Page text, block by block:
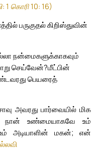
1 கொரி 10: 16)
பருகுதல் கிறிஸ்துவின்
நன்மைகளுக்காகவும்
செய்வேன்?மீட்பின்
பெயரைத்
அவரது பார்வையில் மிக
உண்மையாகவே உம்
அடியாளின் மகன்; என்